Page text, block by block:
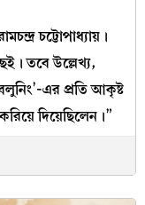
চট্টোপাধ্যায়।
তবে উল্লেখ্য,
এর প্রতি আকৃষ্ট
দিয়েছিলেন।”